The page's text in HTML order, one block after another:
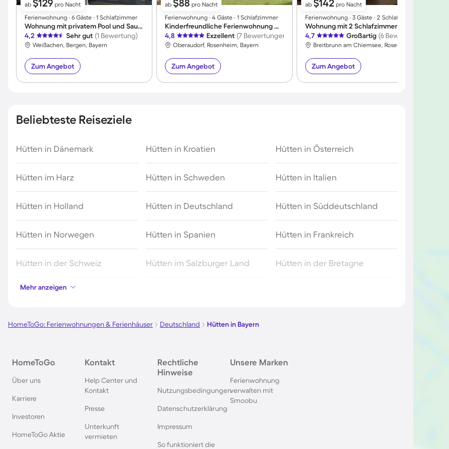
ab $129 pro Nacht
Ferienwohnung ∙ 6 Gäste ∙ 1 Schlafzimmer
Wohnung mit privatem Pool und Sauna | Bergblick
4,2
Sehr gut (1 Bewertung)
Weißachen, Bergen, Bayern
Zum Angebot
ab $88 pro Nacht
Ferienwohnung ∙ 4 Gäste ∙ 1 Schlafzimmer
Kinderfreundliche Ferienwohnung mit Sauna | Bergblick | Haustiere erlaubt
4,8
Exzellent (7 Bewertungen)
Oberaudorf, Rosenheim, Bayern
Zum Angebot
ab $142 pro Nacht
Ferienwohnung ∙ 3 Gäste ∙ 2 Schlafzimmer
4,7
Großartig (6 Bewertungen)
Zum Angebot
Beliebteste Reiseziele
Hütten in Dänemark Hütten in Kroatien Hütten in Österreich
Hütten im Harz Hütten in Schweden Hütten in Italien
Hütten in Holland Hütten in Deutschland Hütten in Süddeutschland
Hütten in Norwegen Hütten in Spanien Hütten in Frankreich
Hütten in der Schweiz Hütten im Salzburger Land Hütten in der Bretagne
Hütten in Polen
Hütten in Slowenien Hütten in Kärnten
Hütten in Niedersachsen Hütten auf den Lofoten Hütten in der Steiermark
Hütten in Kanada
Hütten in den Französischen
Mehr anzeigen
HomeToGo: Ferienwohnungen & Ferienhäuser Deutschland Hütten in Bayern
HomeToGo
Über uns
Karriere
Investoren
HomeToGo Aktie
Kontakt
Help Center und
Kontakt
Presse
Unterkunft
vermieten
Rechtliche
Hinweise
Nutzungsbedingungen
Datenschutzerklärung
Impressum
So funktioniert die
Unsere Marken
Ferienwohnung
verwalten mit
Smoobu